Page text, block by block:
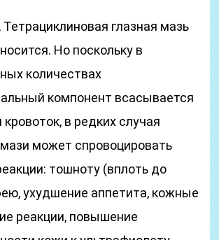
Тетрациклиновая глазная мазь
Но поскольку в
количествах
компонент всасывается
в редких случая
может спровоцировать
тошноту (вплоть до
ухудшение аппетита, кожные
реакции, повышение